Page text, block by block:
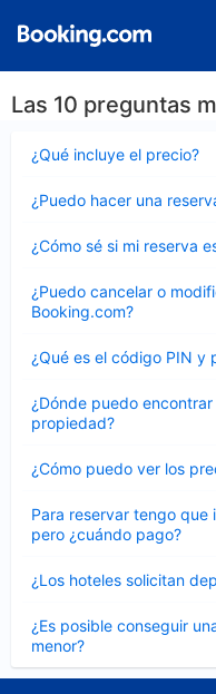
Las 10 preguntas
¿Qué incluye el precio?
cerrado
¿Puedo hacer una
cerrado
¿Cómo sé si mi reserva
cerrado
¿Puedo cancelar o
Booking.com?
cerrado
¿Qué es el código PIN y
cerrado
¿Dónde puedo
propiedad?
cerrado
¿Cómo puedo ver los
cerrado
Para reservar tengo
pero ¿cuándo pago?
cerrado
¿Los hoteles solicitan
cerrado
¿Es posible conseguir
menor?
cerrado